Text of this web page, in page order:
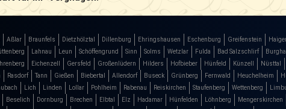
Aßlar Braunfels Dietzhölztal Dillenburg Ehringshausen Eschenburg Greifenstein
Lahnau Leun Schöffengrund Sinn Solms Wetzlar Fulda Bad Salzschlirf
Eichenzell Gersfeld Großenlüdern Hilders Hofbieber Hünfeld Künzell
Nüsttal
Rasdorf Tann Gießen Biebertal Allendorf Buseck Grünberg Fernwald Heuchelheim
Lich Linden Lollar Pohlheim Rabenau Reiskirchen Staufenberg Wettenberg
Beselich Dornburg Brechen Elbtal Elz Hadamar Hünfelden Löhnberg Mengerskirchen